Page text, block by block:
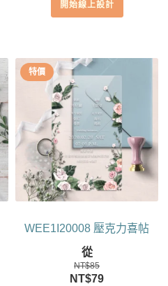
價
價
開始線上設計
特價
WEE1I20008 壓克力喜帖
從
NT$85
原
NT$79目